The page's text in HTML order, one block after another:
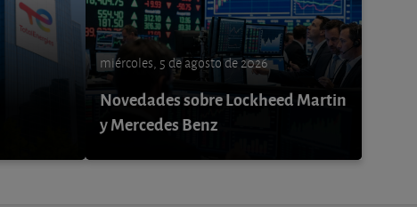
miércoles, 5 de agosto de 2026
Novedades sobre Lockheed Martin
y Mercedes Benz